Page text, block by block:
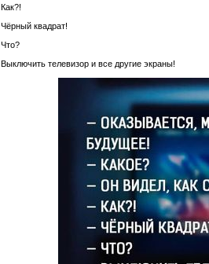
Как?!
Чёрный квадрат!
Что?
Выключить телевизор и все другие экраны!